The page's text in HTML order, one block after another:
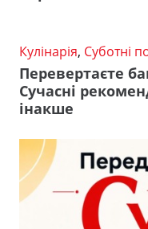
Кулінарія, Суботні
Перевертаєте
Сучасні
інакше